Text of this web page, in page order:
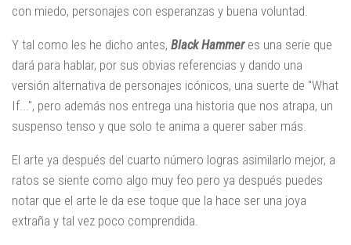
con miedo, personajes con esperanzas y buena voluntad.
Y tal como les he dicho antes, Black Hammeres una serie que
dará para hablar, por sus obvias referencias y dando una
versión alternativa de personajes icónicos, una suerte de "What
If...", pero además nos entrega una historia que nos atrapa, un
suspenso tenso y que solo te anima a querer saber más.
El arte ya después del cuarto número logras asimilarlo mejor, a
ratos se siente como algo muy feo pero ya después puedes
notar que el arte le da ese toque que la hace ser una joya
extraña y tal vez poco comprendida.